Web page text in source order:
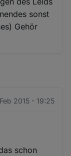
sonst
Gehör
2015 - 19:25
schon